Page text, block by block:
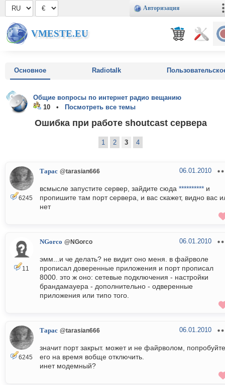
Авторизация
VMESTE.EU
Основное Radiotalk
Общие вопросы по интернет радио вещанию
10 •
Посмотреть все темы
Ошибка при работе shoutcast сервера
1 2 3 4
6245
Тарас @tarasian666 06.01.2010
всмысле запустите сервер, зайдите сюда ********** и
пропишите там порт сервера, и вас скажет, видно вас
нет
11
NGorco @NGorco 06.01.2010
эмм...и че делать? не видит оно меня. в файрволе
прописал доверенные приложения и порт прописал
8000. это ж оно: сетевые подключения - настройки
брандамауера - дополнительно - одверенные
приложения или типо того.
6245
Тарас @tarasian666 06.01.2010
значит порт закрыт. может и не файрволом, попробуйте
его на время вобще отключить.
инет модемный?